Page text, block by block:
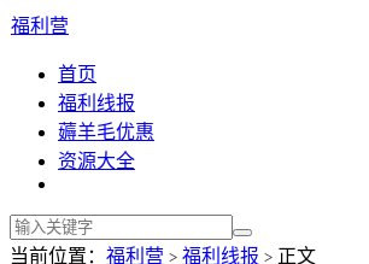
福利营
首页
福利线报
薅羊毛优惠
资源大全
当前位置： 福利营 > 福利线报 > 正文